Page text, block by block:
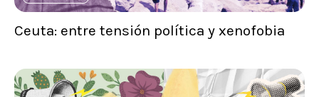
Ceuta: entre tensión política y xenofobia